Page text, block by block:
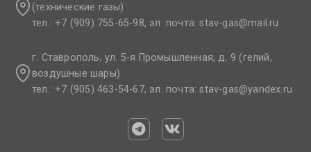
(технические газы)
тел.: +7 (909) 755-65-98, эл. почта: stav-gas@mail.ru​
г. Ставрополь, ул. 5-я Промышленная, д. 9 (гелий,
воздушные шары)
тел.: +7 (905) 463-54-67, эл. почта: stav-gas@yandex.ru​